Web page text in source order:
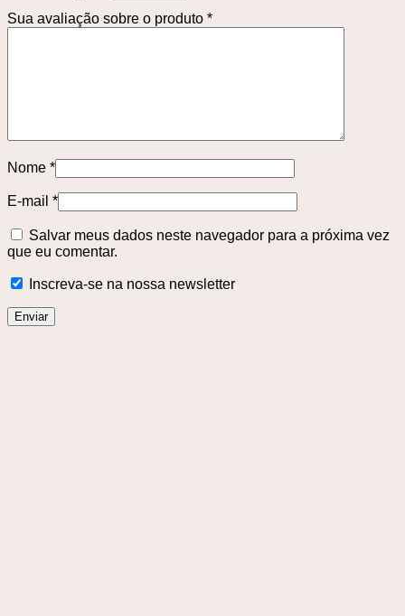
Sua avaliação sobre o produto *
Nome *
E-mail *
Salvar meus dados neste navegador para a próxima vez
que eu comentar.
Inscreva-se na nossa newsletter